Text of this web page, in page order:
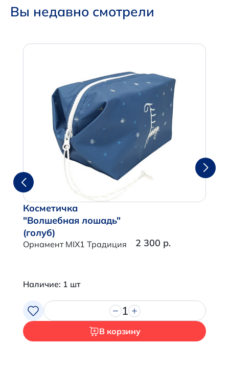
Вы недавно смотрели
Косметичка
"Волшебная лошадь"
(голуб)
Орнамент MIX1 Традиция 2 300 р.
Наличие: 1 шт
1
В корзину